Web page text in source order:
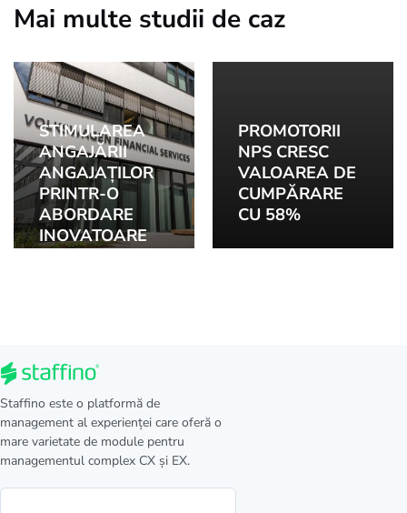
Mai multe studii de caz
STIMULAREA
ANGAJĂRII
ANGAJAȚILOR
PRINTR-O
ABORDARE
INOVATOARE
PROMOTORII
NPS CRESC
VALOAREA DE
CUMPĂRARE
CU 58%
Staffino este o platformă de
management al experienței care oferă o
mare varietate de module pentru
managementul complex CX și EX.